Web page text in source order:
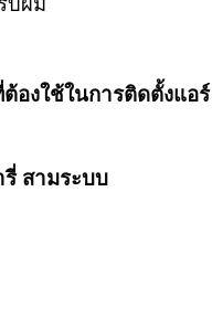
องใช้ในการติดตั้งแอร์
สามระบบ